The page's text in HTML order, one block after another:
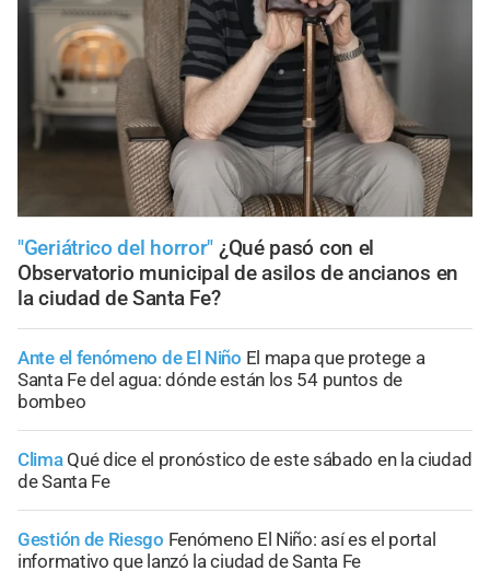
"Geriátrico del horror" ¿Qué pasó con el
Observatorio municipal de asilos de ancianos en
la ciudad de Santa Fe?
Ante el fenómeno de El Niño El mapa que protege a
Santa Fe del agua: dónde están los 54 puntos de
bombeo
Clima Qué dice el pronóstico de este sábado en la ciudad
de Santa Fe
Gestión de Riesgo Fenómeno El Niño: así es el portal
informativo que lanzó la ciudad de Santa Fe